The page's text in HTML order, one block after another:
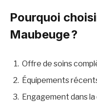
Pourquoi
Maubeuge ?
Offre de soins
Équipements
Engagement dans